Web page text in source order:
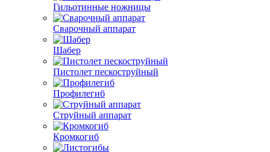
Гильотинные ножницы
Сварочный аппарат
Шабер
Пистолет пескоструйный
Профилегиб
Струйный аппарат
Кромкогиб